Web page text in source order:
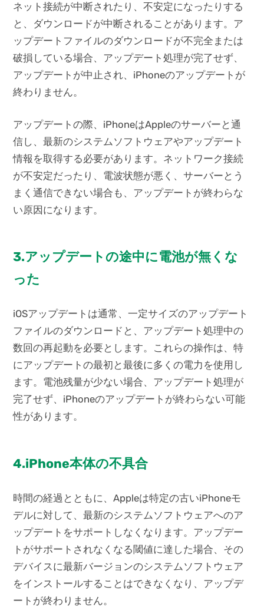
ネット接続が中断されたり、不安定になったりする
と、ダウンロードが中断されることがあります。ア
ップデートファイルのダウンロードが不完全または
破損している場合、アップデート処理が完了せず、
アップデートが中止され、iPhoneのアップデートが
終わりません。
アップデートの際、iPhoneはAppleのサーバーと通
信し、最新のシステムソフトウェアやアップデート
情報を取得する必要があります。ネットワーク接続
が不安定だったり、電波状態が悪く、サーバーとう
まく通信できない場合も、アップデートが終わらな
い原因になります。
3.アップデートの途中に電池が無くな
った
iOSアップデートは通常、一定サイズのアップデート
ファイルのダウンロードと、アップデート処理中の
数回の再起動を必要とします。これらの操作は、特
にアップデートの最初と最後に多くの電力を使用し
ます。電池残量が少ない場合、アップデート処理が
完了せず、iPhoneのアップデートが終わらない可能
性があります。
4.iPhone本体の不具合
時間の経過とともに、Appleは特定の古いiPhoneモ
デルに対して、最新のシステムソフトウェアへのア
ップデートをサポートしなくなります。アップデー
トがサポートされなくなる閾値に達した場合、その
デバイスに最新バージョンのシステムソフトウェア
をインストールすることはできなくなり、アップデ
ートが終わりません。